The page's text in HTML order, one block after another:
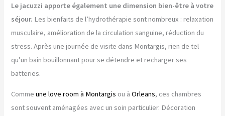
Le jacuzzi apporte également une dimension bien-être à votre
séjour. Les bienfaits de l’hydrothérapie sont nombreux : relaxation
musculaire, amélioration de la circulation sanguine, réduction du
stress. Après une journée de visite dans Montargis, rien de tel
qu’un bain bouillonnant pour se détendre et recharger ses
batteries.
Comme une love room à Montargis ou àOrleans, ces chambres
sont souvent aménagées avec un soin particulier. Décoration